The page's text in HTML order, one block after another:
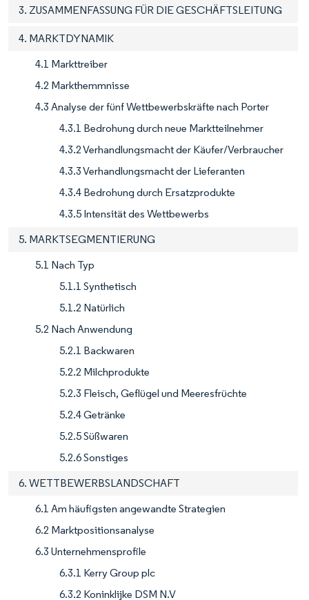
3. ZUSAMMENFASSUNG FÜR DIE GESCHÄFTSLEITUNG
4. MARKTDYNAMIK
4.1 Markttreiber
4.2 Markthemmnisse
4.3 Analyse der fünf Wettbewerbskräfte nach Porter
4.3.1 Bedrohung durch neue Marktteilnehmer
4.3.2 Verhandlungsmacht der Käufer/Verbraucher
4.3.3 Verhandlungsmacht der Lieferanten
4.3.4 Bedrohung durch Ersatzprodukte
4.3.5 Intensität des Wettbewerbs
5. MARKTSEGMENTIERUNG
5.1 Nach Typ
5.1.1 Synthetisch
5.1.2 Natürlich
5.2 Nach Anwendung
5.2.1 Backwaren
5.2.2 Milchprodukte
5.2.3 Fleisch, Geflügel und Meeresfrüchte
5.2.4 Getränke
5.2.5 Süßwaren
5.2.6 Sonstiges
6. WETTBEWERBSLANDSCHAFT
6.1 Am häufigsten angewandte Strategien
6.2 Marktpositionsanalyse
6.3 Unternehmensprofile
6.3.1 Kerry Group plc
6.3.2 Koninklijke DSM N.V